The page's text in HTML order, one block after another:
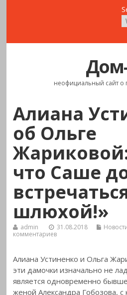
неофициальный сайт о
Алиана
об Ольге
что Саше
шлюхой!»
admin 31.08.2018
комментариев
Алиана Устиненко и Ольга
эти дамочки изначально не
является одновременно
женой Александра Гобозова, с